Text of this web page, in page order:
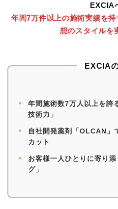
EXCIA
年間7万件以上の施術実績を
想のスタイルを
EXCIA
●
年間施術数7万人以上を誇
技術力」
●
自社開発薬剤「OLCAN」
カット
●
お客様一人ひとりに寄り
グ」